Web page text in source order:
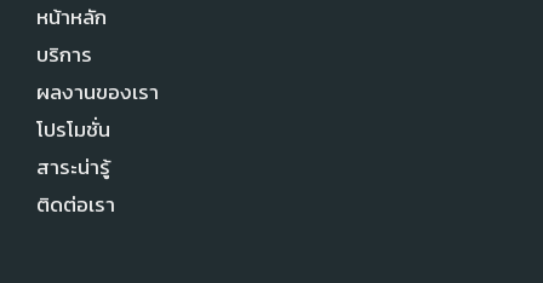
หน้าหลัก
บริการ
ผลงานของเรา
โปรโมชั่น
สาระน่ารู้
ติดต่อเรา